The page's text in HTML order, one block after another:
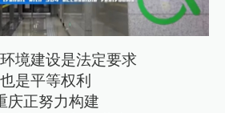
境建设是法定要求
也是平等权利
庆正努力构建